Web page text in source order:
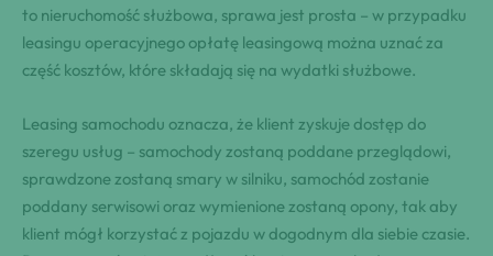
to nieruchomość służbowa, sprawa jest prosta – w przypadku
leasingu operacyjnego opłatę leasingową można uznać za
część kosztów, które składają się na wydatki służbowe.
Leasing samochodu oznacza, że klient zyskuje dostęp do
szeregu usług – samochody zostaną poddane przeglądowi,
sprawdzone zostaną smary w silniku, samochód zostanie
poddany serwisowi oraz wymienione zostaną opony, tak aby
klient mógł korzystać z pojazdu w dogodnym dla siebie czasie.